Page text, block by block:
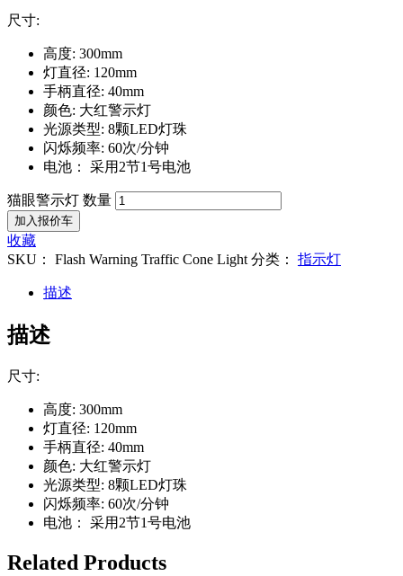
尺寸:
高度: 300mm
灯直径: 120mm
手柄直径: 40mm
颜色: 大红警示灯
光源类型: 8颗LED灯珠
闪烁频率: 60次/分钟
电池： 采用2节1号电池
猫眼警示灯 数量
加入报价车
收藏
SKU： Flash Warning Traffic Cone Light 分类： 指示灯
描述
描述
尺寸:
高度: 300mm
灯直径: 120mm
手柄直径: 40mm
颜色: 大红警示灯
光源类型: 8颗LED灯珠
闪烁频率: 60次/分钟
电池： 采用2节1号电池
Related Products